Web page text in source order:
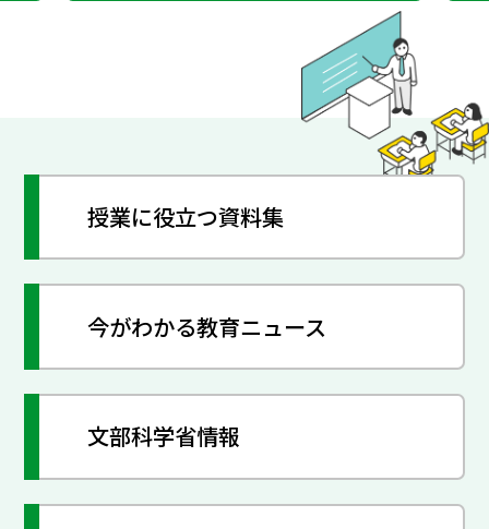
授業に役立つ資料集
今がわかる教育ニュース
文部科学省情報